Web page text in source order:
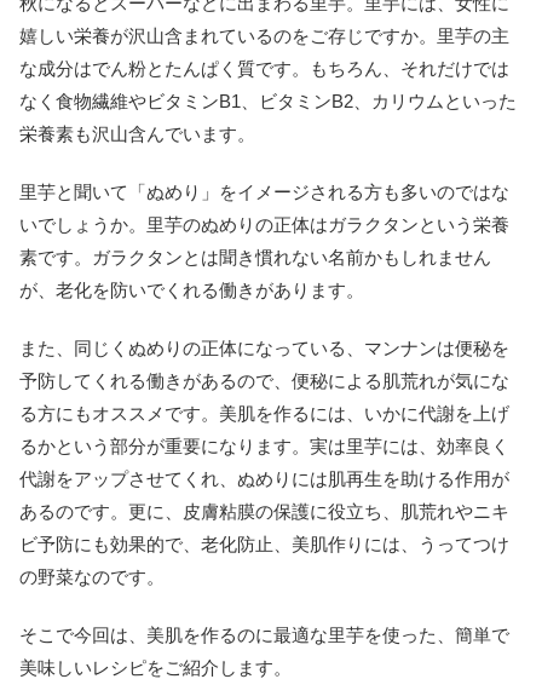
嬉しい栄養が沢山含まれているのをご存じですか。里芋の主
な成分はでん粉とたんぱく質です。もちろん、それだけでは
なく食物繊維やビタミンB1、ビタミンB2、カリウムといった
栄養素も沢山含んでいます。
里芋と聞いて「ぬめり」をイメージされる方も多いのではな
いでしょうか。里芋のぬめりの正体はガラクタンという栄養
素です。ガラクタンとは聞き慣れない名前かもしれません
が、老化を防いでくれる働きがあります。
また、同じくぬめりの正体になっている、マンナンは便秘を
予防してくれる働きがあるので、便秘による肌荒れが気にな
る方にもオススメです。美肌を作るには、いかに代謝を上げ
るかという部分が重要になります。実は里芋には、効率良く
代謝をアップさせてくれ、ぬめりには肌再生を助ける作用が
あるのです。更に、皮膚粘膜の保護に役立ち、肌荒れやニキ
ビ予防にも効果的で、老化防止、美肌作りには、うってつけ
の野菜なのです。
そこで今回は、美肌を作るのに最適な里芋を使った、簡単で
美味しいレシピをご紹介します。